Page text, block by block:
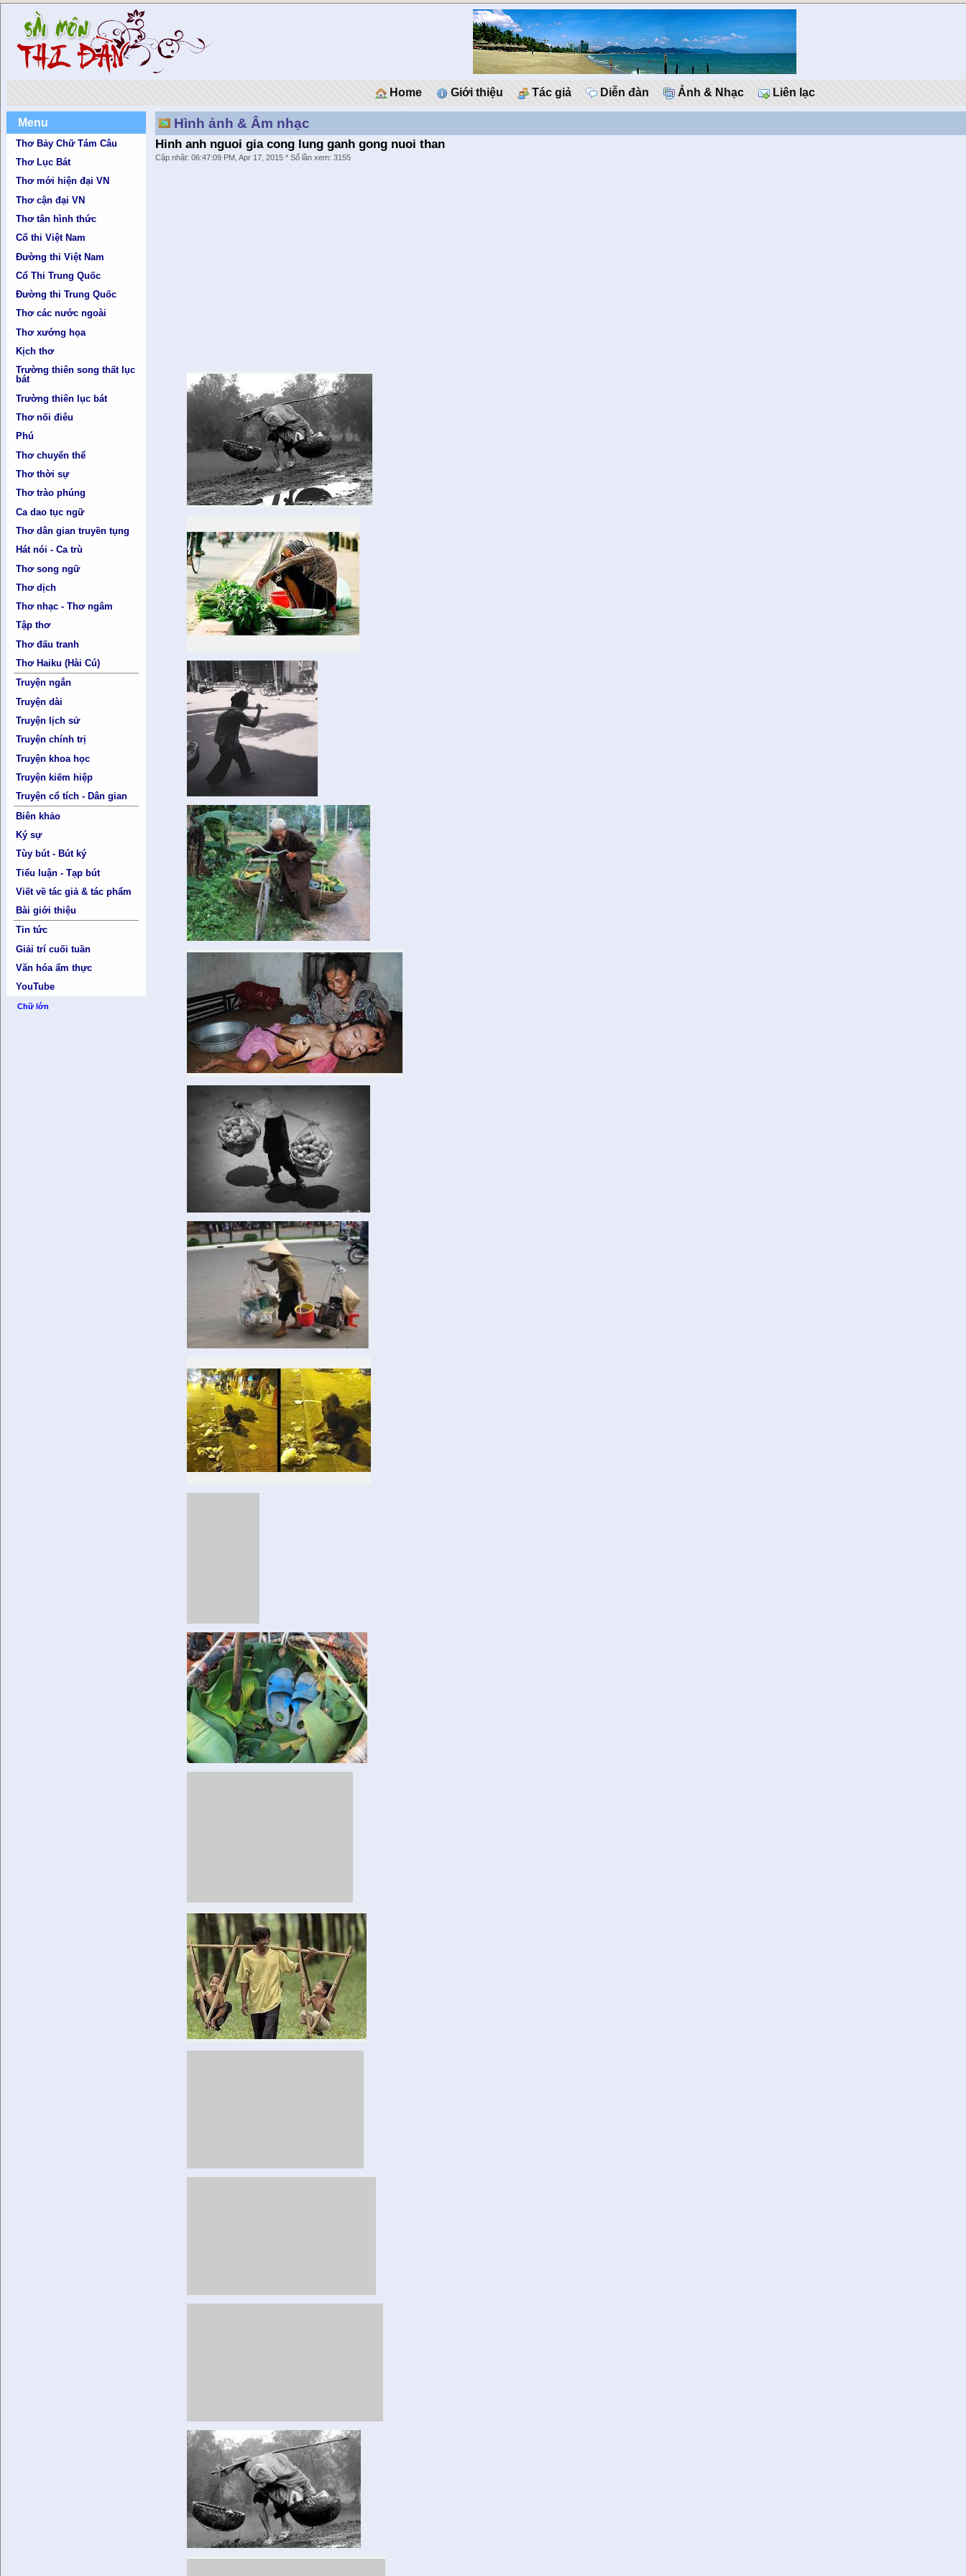
Home Giới thiệu Tác giả Diễn đàn Ảnh & Nhạc Liên lạc
Menu
Thơ Bảy Chữ Tám Câu
Thơ Lục Bát
Thơ mới hiện đại VN
Thơ cận đại VN
Thơ tân hình thức
Cổ thi Việt Nam
Đường thi Việt Nam
Cổ Thi Trung Quốc
Đường thi Trung Quốc
Thơ các nước ngoài
Thơ xướng họa
Kịch thơ
Trường thiên song thất lục
bát
Trường thiên lục bát
Thơ nối điêu
Phú
Thơ chuyển thể
Thơ thời sự
Thơ trào phúng
Ca dao tục ngữ
Thơ dân gian truyền tụng
Hát nói - Ca trù
Thơ song ngữ
Thơ dịch
Thơ nhạc - Thơ ngâm
Tập thơ
Thơ đấu tranh
Thơ Haiku (Hài Cú)
Truyện ngắn
Truyện dài
Truyện lịch sử
Truyện chính trị
Truyện khoa học
Truyện kiếm hiệp
Truyện cổ tích - Dân gian
Biên khảo
Ký sự
Tùy bút - Bút ký
Tiểu luận - Tạp bút
Viết về tác giả & tác phẩm
Bài giới thiệu
Tin tức
Giải trí cuối tuần
Văn hóa ẩm thực
YouTube
Chữ lớn
Hình ảnh & Âm nhạc
Hinh anh nguoi gia cong lung ganh gong nuoi than
Cập nhật: 06:47:09 PM, Apr 17, 2015 * Số lần xem: 3155